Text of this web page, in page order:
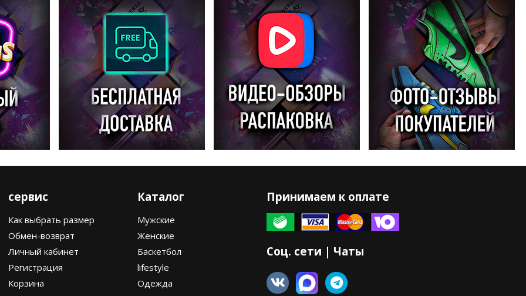
сервис
Как выбрать размер
Обмен-возврат
Личный кабинет
Регистрация
Корзина
Каталог
Мужские
Женские
Баскетбол
lifestyle
Одежда
Принимаем к оплате
Соц. сети | Чаты